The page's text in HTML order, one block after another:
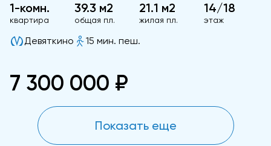
1-комн.
квартира
39.3 м2
общая пл.
21.1 м2
жилая пл.
14/18
этаж
Девяткино 15 мин. пеш.
7 300 000 ₽
Показать еще